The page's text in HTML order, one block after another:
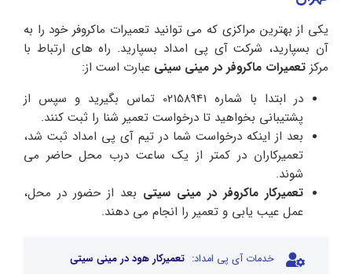
یکی از بهترین مراکزی که می توانید تعمیرات ماکروفر خود را به
آن بسپارید، شرکت آی پی امداد بسپارید. راه های ارتباط با
مرکز تعمیرات ماکروفر در مینی سینی عبارت است از:
در ابتدا با شماره 02158941 تماس بگیرید و سپس از
پشتیبانی بخواهید تا درخواست تعمیر شنا را ثبت کنند.
بعد از اینکه درخواست شما در تیم آی پی امداد ثبت شد،
تعمیرکاران در کمتر از یک ساعت درب محل حاضر می
شوند.
تعمیرکار ماکروفر در مینی سیتی بعد از حضور در محل،
عمل عیب یابی و تعمیر را انجام می دهند.
خدمات آی پی امداد: تعمیرکار هود در مینی سیتی